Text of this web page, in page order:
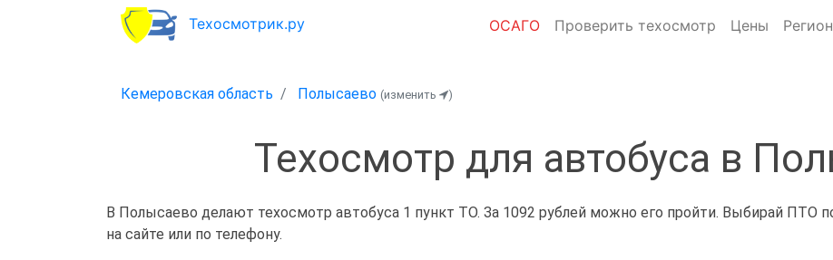
Техосмотрик.ру ОСАГО Проверить техосмотр Цены
Кемеровская область Полысаево (изменить )
Техосмотр для автобуса в
В Полысаево делают техосмотр автобуса 1 пункт ТО. За 1092 рублей можно его пройти. Выбирай ПТО
на сайте или по телефону.